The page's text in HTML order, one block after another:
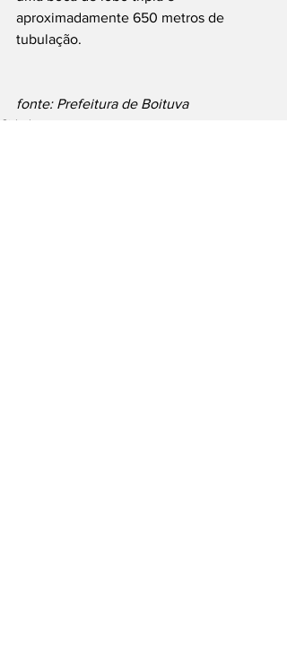
aproximadamente 650 metros de
tubulação.
fonte: Prefeitura de Boituva
Cidades